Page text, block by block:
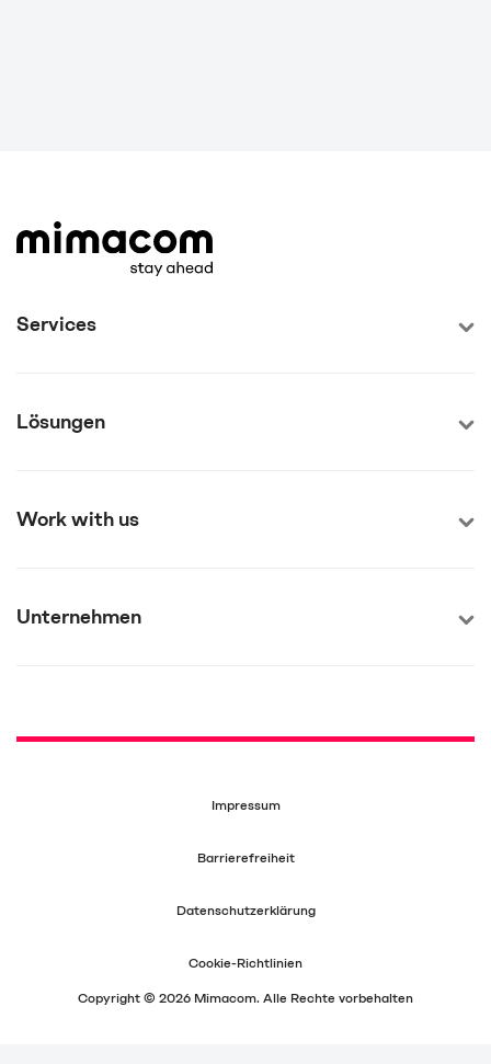
Services
Lösungen
Work with us
Unternehmen
Copyright © 2026 Mimacom. Alle Rechte vorbehalten
Impressum
Barrierefreiheit
Datenschutzerklärung
Cookie-Richtlinien